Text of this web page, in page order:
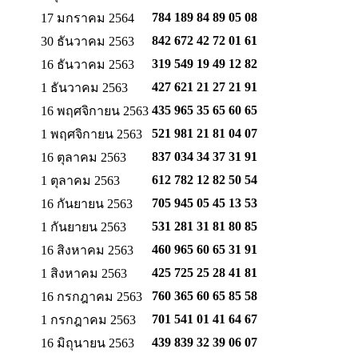
17 มกราคม 2564
784 189 84 89 05 08
30 ธันวาคม 2563
842 672 42 72 01 61
16 ธันวาคม 2563
319 549 19 49 12 82
1 ธันวาคม 2563
427 621 21 27 21 91
16 พฤศจิกายน 2563 435 965 35 65 60 65
1 พฤศจิกายน 2563
521 981 21 81 04 07
16 ตุลาคม 2563
837 034 34 37 31 91
1 ตุลาคม 2563
612 782 12 82 50 54
16 กันยายน 2563
705 945 05 45 13 53
1 กันยายน 2563
531 281 31 81 80 85
16 สิงหาคม 2563
460 965 60 65 31 91
1 สิงหาคม 2563
425 725 25 28 41 81
16 กรกฎาคม 2563
760 365 60 65 85 58
1 กรกฎาคม 2563
701 541 01 41 64 67
16 มิถุนายน 2563
439 839 32 39 06 07